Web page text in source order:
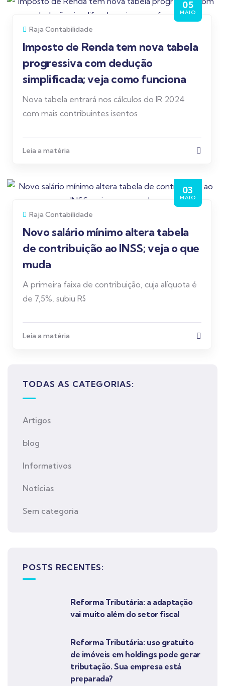
05
MAIO
Raja Contabilidade
Imposto de Renda tem nova tabela
progressiva com dedução
simplificada; veja como funciona
Nova tabela entrará nos cálculos do IR 2024
com mais contribuintes isentos
Leia a matéria
03
MAIO
Raja Contabilidade
Novo salário mínimo altera tabela
de contribuição ao INSS; veja o que
muda
A primeira faixa de contribuição, cuja alíquota é
de 7,5%, subiu R$
Leia a matéria
TODAS AS CATEGORIAS:
Artigos
blog
Informativos
Notícias
Sem categoria
POSTS RECENTES:
Reforma Tributária: a adaptação
vai muito além do setor fiscal
Reforma Tributária: uso gratuito
de imóveis em holdings pode gerar
tributação. Sua empresa está
preparada?